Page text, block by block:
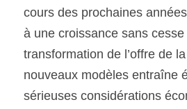
cours des prochaines
à une croissance sans
transformation de l’offre de
nouveaux modèles entraîne
sérieuses considérations